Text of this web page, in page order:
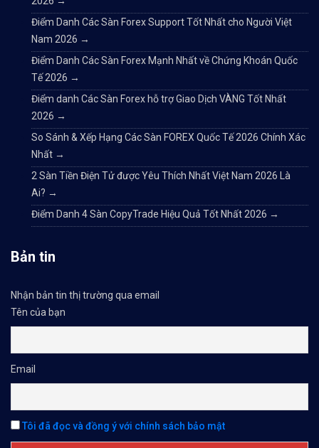
Điểm Danh Các Sàn Forex Support Tốt Nhất cho Người Việt
Nam 2026 →
Điểm Danh Các Sàn Forex Mạnh Nhất về Chứng Khoán Quốc
Tế 2026 →
Điểm danh Các Sàn Forex hỗ trợ Giao Dịch VÀNG Tốt Nhất
2026 →
So Sánh & Xếp Hạng Các Sàn FOREX Quốc Tế 2026 Chính Xác
Nhất →
2 Sàn Tiền Điện Tử được Yêu Thích Nhất Việt Nam 2026 Là
Ai? →
Điểm Danh 4 Sàn CopyTrade Hiệu Quả Tốt Nhất 2026 →
Bản tin
Nhận bản tin thị trường qua email
Tên của bạn
Email
Tôi đã đọc và đồng ý với chính sách bảo mật